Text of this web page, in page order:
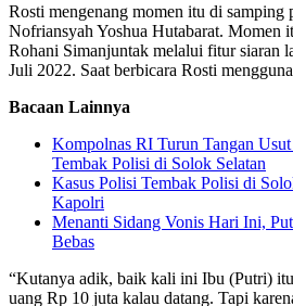
Rosti mengenang momen itu di samping
Nofriansyah Yoshua Hutabarat. Momen
Rohani Simanjuntak melalui fitur siaran
Juli 2022. Saat berbicara Rosti
Bacaan Lainnya
Kompolnas RI Turun Tangan
Tembak Polisi di Solok Selatan
Kasus Polisi Tembak Polisi di
Kapolri
Menanti Sidang Vonis Hari Ini,
Bebas
“Kutanya adik, baik kali ini Ibu (Putri)
uang Rp 10 juta kalau datang. Tapi